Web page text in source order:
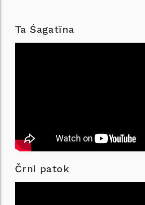
Ta Śagatïna
Črni patok